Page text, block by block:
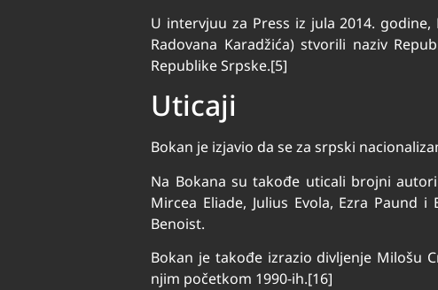
U intervjuu za Press iz jula 2014.
Radovana Karadžića) stvorili naziv
Republike Srpske.[5]
Uticaji
Bokan je izjavio da se za srpski
Na Bokana su takođe uticali brojni
Mircea Eliade, Julius Evola, Ezra Paund
Benoist.
Bokan je takođe izrazio divljenje Milošu
njim početkom 1990-ih.[16]